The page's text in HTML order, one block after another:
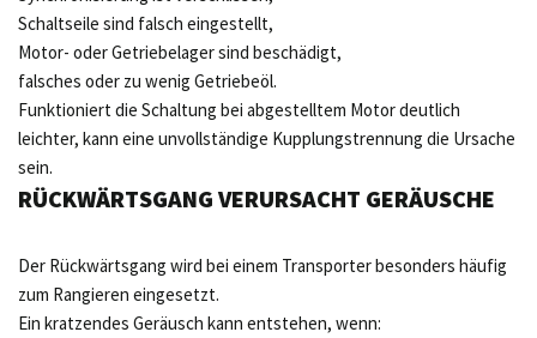
Schaltseile sind falsch eingestellt,
Motor- oder Getriebelager sind beschädigt,
falsches oder zu wenig Getriebeöl.
Funktioniert die Schaltung bei abgestelltem Motor deutlich
leichter, kann eine unvollständige Kupplungstrennung die Ursache
sein.
RÜCKWÄRTSGANG VERURSACHT GERÄUSCHE
Der Rückwärtsgang wird bei einem Transporter besonders häufig
zum Rangieren eingesetzt.
Ein kratzendes Geräusch kann entstehen, wenn: